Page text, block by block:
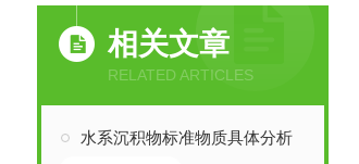
相关文章
RELATED ARTICLES
水系沉积物标准物质具体分析